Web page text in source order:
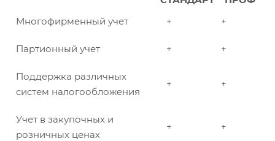
Многофирменный учет
+ +
Партионный учет + +
Поддержка различных
систем налогообложения
+ +
Учет в закупочных и
розничных ценах
+ +